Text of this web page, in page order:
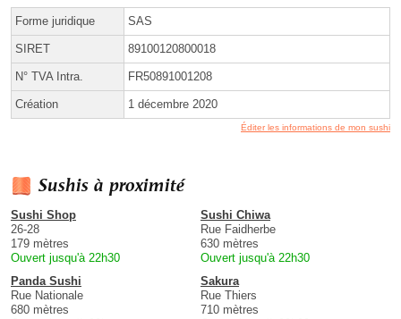
Forme juridique SAS
SIRET 89100120800018
N° TVA Intra. FR50891001208
Création 1 décembre 2020
Éditer les informations de mon sushi
Sushis à proximité
Sushi Shop
26-28
179 mètres
Ouvert jusqu'à 22h30
Sushi Chiwa
Rue Faidherbe
630 mètres
Ouvert jusqu'à 22h30
Panda Sushi
Rue Nationale
680 mètres
Sakura
Rue Thiers
710 mètres